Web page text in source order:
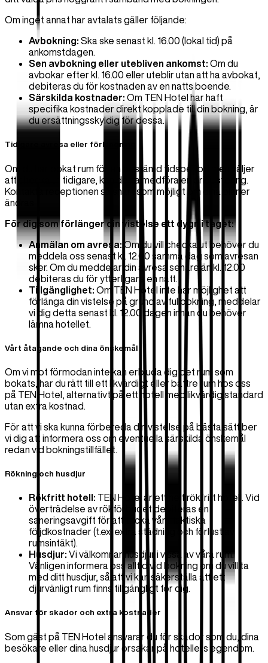
Om inget annat har avtalats gäller följande:
Avbokning: Ska ske senast kl. 16.00 (lokal tid) på
ankomstdagen.
Sen avbokning eller utebliven ankomst: Om du
avbokar efter kl. 16.00 eller uteblir utan att ha avbokat,
debiteras du för kostnaden av en natts boende.
Särskilda kostnader: Om TEN Hotel har haft
specifika kostnader direkt kopplade till din bokning, är
du ersättningsskyldig för dessa.
Tidigare avresa eller förlängning
Om du har bokat rum för en bestämd tidsperiod men väljer
att checka ut tidigare, kan detta medföra en prisjustering.
Kontakta receptionen så snart som möjligt om dina planer
ändras.
För dig som förlänger din vistelse ett dygn i taget:
Anmälan om avresa: Om du vill checka ut behöver du
meddela oss senast kl. 12.00 samma dag som avresan
sker. Om du meddelar din avresa senare än kl. 12.00
debiteras du för ytterligare en natt.
Tillgänglighet: Om TEN Hotel inte har möjlighet att
förlänga din vistelse på grund av fullbokning, meddelar
vi dig detta senast kl. 12.00 dagen innan du behöver
lämna hotellet.
Vårt åtagande och dina önskemål
Om vi mot förmodan inte kan erbjuda dig det rum som
bokats, har du rätt till ett likvärdigt eller bättre rum hos oss
på TEN Hotel, alternativt på ett hotell med likvärdig standard
utan extra kostnad.
För att vi ska kunna förbereda din vistelse på bästa sätt ber
vi dig att informera oss om eventuella särskilda önskemål
redan vid bokningstillfället.
Rökning och husdjur
Rökfritt hotell: TEN Hotel är ett helt rökfritt hotell. Vid
överträdelse av rökförbudet debiteras en
saneringsavgift för att täcka våra faktiska
följdkostnader (t.ex. extra städning och förlust av
rumsintäkt).
Husdjur: Vi välkomnar husdjur i vissa av våra rum.
Vänligen informera oss alltid vid bokning om du vill ta
med ditt husdjur, så att vi kan säkerställa att ett
djurvänligt rum finns tillgängligt för dig.
Ansvar för skador och extra kostnader
Som gäst på TEN Hotel ansvarar du för skador som du, dina
besökare eller dina husdjur orsakar på hotellets egendom.